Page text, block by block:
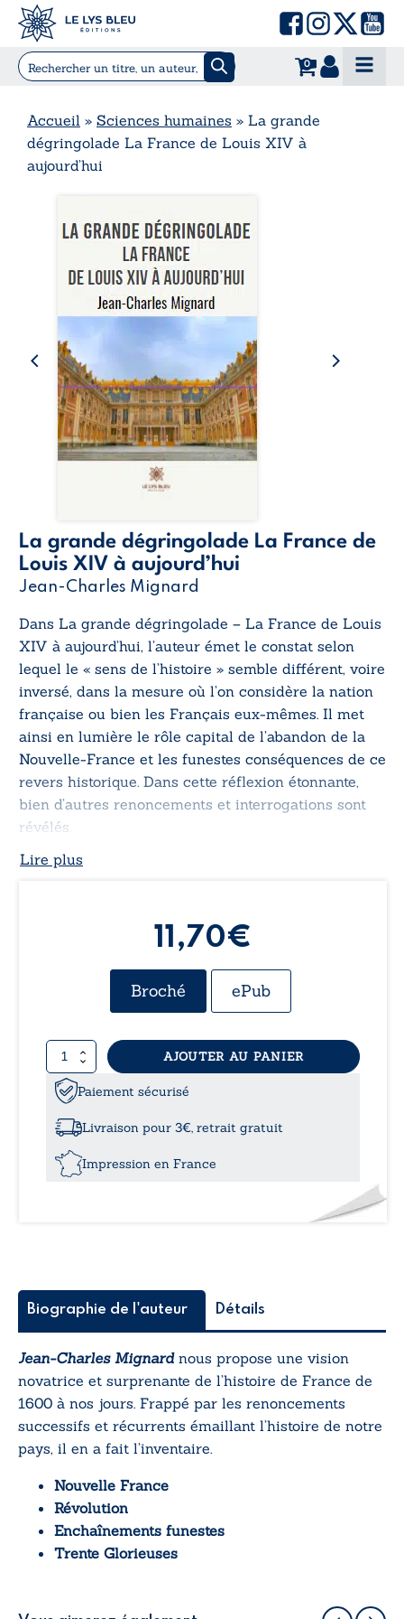
0
Accueil » Sciences humaines » La grande
dégringolade La France de Louis XIV à
aujourd’hui
La grande dégringolade La France de
Louis XIV à aujourd’hui
Jean-Charles Mignard
Dans La grande dégringolade – La France de Louis
XIV à aujourd’hui, l’auteur émet le constat selon
lequel le « sens de l’histoire » semble différent, voire
inversé, dans la mesure où l’on considère la nation
française ou bien les Français eux-mêmes. Il met
ainsi en lumière le rôle capital de l’abandon de la
Nouvelle-France et les funestes conséquences de ce
revers historique. Dans cette réflexion étonnante,
bien d’autres renoncements et interrogations sont
révélés.
Lire plus
11,70€
Broché ePub
quantité
de
La
grande
dégringolade
France
AJOUTER AU PANIER
Paiement sécurisé
Livraison pour 3€, retrait gratuit
Impression en France
Biographie de l'auteur Détails
Jean-Charles Mignardnous propose une vision
novatrice et surprenante de l’histoire de France de
1600 à nos jours. Frappé par les renoncements
successifs et récurrents émaillant l’histoire de notre
pays, il en a fait l’inventaire.
Nouvelle France
Révolution
Enchaînements funestes
Trente Glorieuses